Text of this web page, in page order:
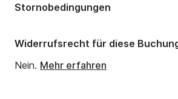
Tiefgang:
1.4m
Motorleistung: 27PS
Stornobedingungen
Widerrufsrecht für diese
Nein. Mehr erfahren